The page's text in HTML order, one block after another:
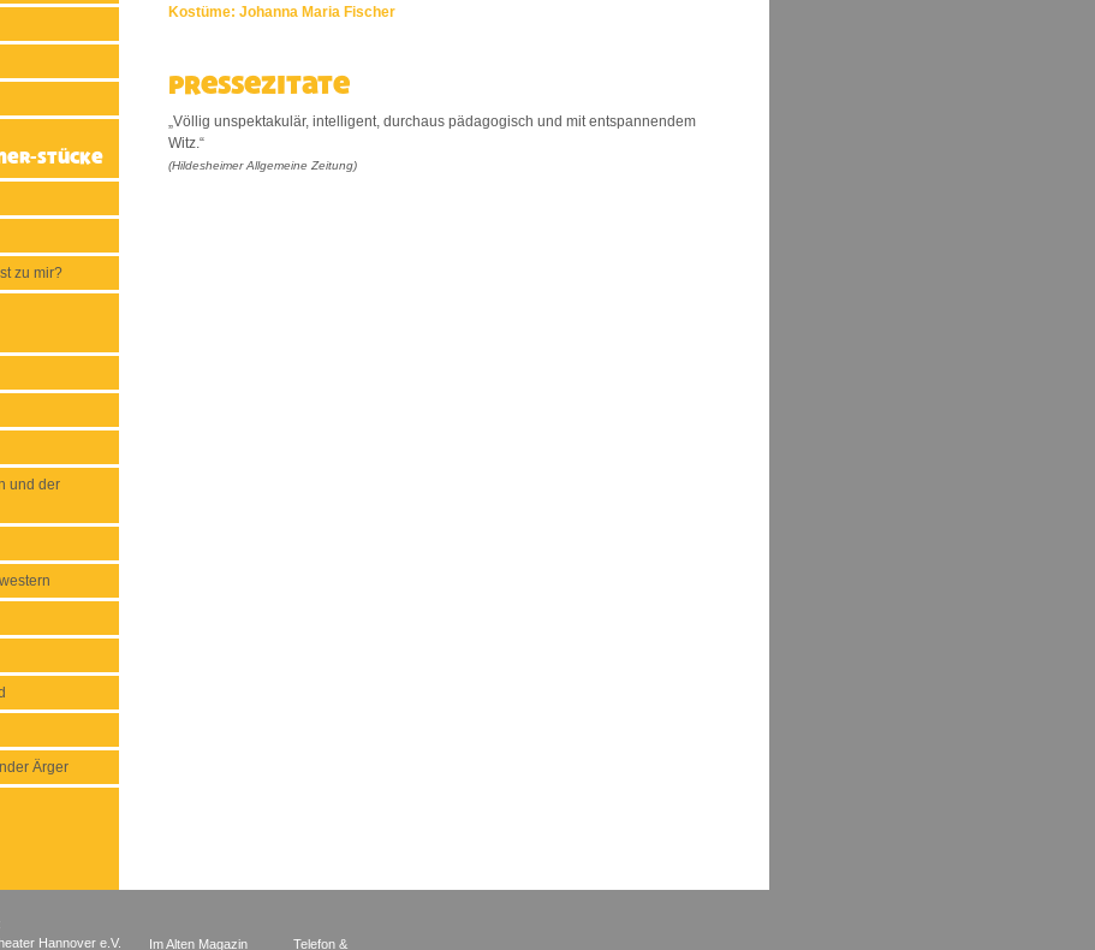
Stücke
zu mir?
und der
Ärger
Kostüme: Johanna Maria Fischer
Pressezitate
„Völlig unspektakulär, intelligent, durchaus pädagogisch und mit entspannendem
Witz.“
(Hildesheimer Allgemeine Zeitung)
Hannover e.V.
Im Alten Magazin Telefon &